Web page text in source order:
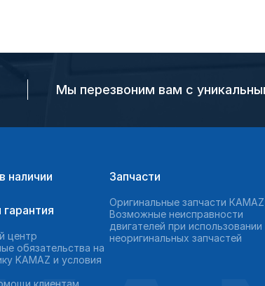
Мы перезвоним вам с
наличии
центр
обязательства на
KAMAZ и условия
клиентам
Запчасти
Оригинальные запчасти КAMAZ
Возможные неисправности
двигателей при использовании
неоригинальных запчастей